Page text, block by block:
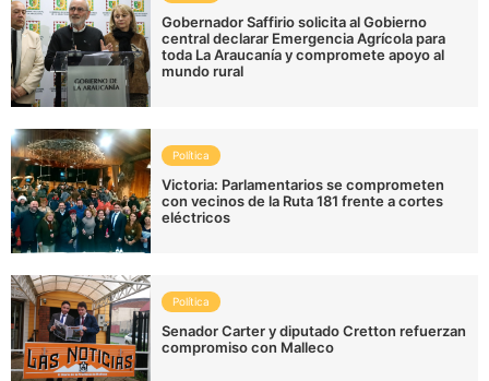
Gobernador Saffirio solicita al Gobierno
central declarar Emergencia Agrícola para
toda La Araucanía y compromete apoyo al
mundo rural
Política
Victoria: Parlamentarios se comprometen
con vecinos de la Ruta 181 frente a cortes
eléctricos
Política
Senador Carter y diputado Cretton refuerzan
compromiso con Malleco